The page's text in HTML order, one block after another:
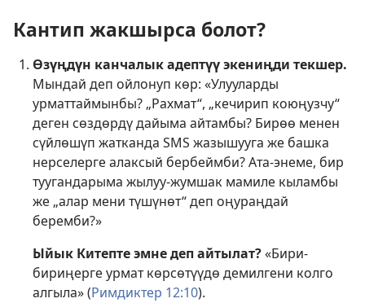
Кантип жакшырса болот?
Өзүңдүн канчалык адептүү экениңди текшер.
Мындай деп ойлонуп көр: «Улууларды
урматтаймынбы? „Рахмат“, „кечирип коюңузчу“
деген сөздөрдү дайыма айтамбы? Бирөө менен
сүйлөшүп жатканда SMS жазышууга же башка
нерселерге алаксый бербеймби? Ата-энеме, бир
туугандарыма жылуу-жумшак мамиле кыламбы
же „алар мени түшүнөт“ деп оңураңдай
беремби?»
Ыйык Китепте эмне деп айтылат?«Бири-
бириңерге урмат көрсөтүүдө демилгени колго
алгыла» (Римдиктер 12:10).